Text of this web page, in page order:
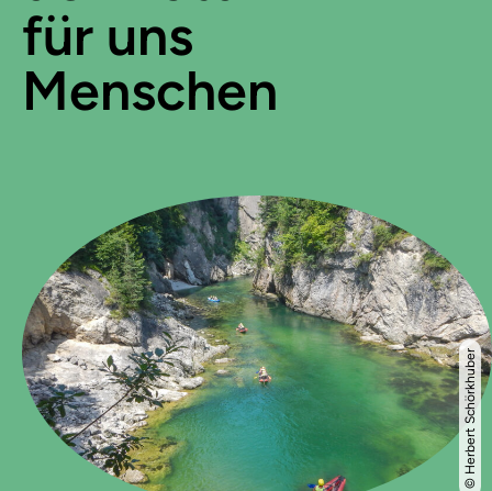
für uns
Menschen
© Herbert Schörkhuber